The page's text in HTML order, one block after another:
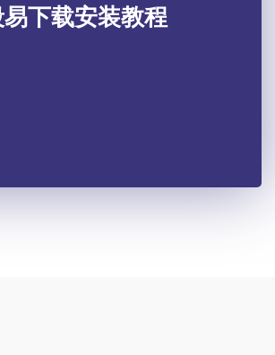
易下载安装教程